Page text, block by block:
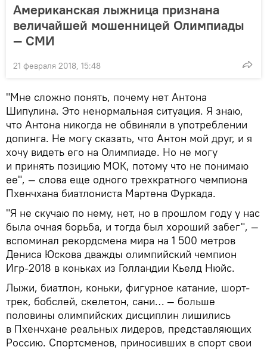
Американская лыжница признана
величайшей мошенницей Олимпиады
— СМИ
21 февраля 2018, 15:48
"Мне сложно понять, почему нет Антона
Шипулина. Это ненормальная ситуация. Я знаю,
что Антона никогда не обвиняли в употреблении
допинга. Не могу сказать, что Антон мой друг, и я
хочу видеть его на Олимпиаде. Но не могу
и принять позицию МОК, потому что не понимаю
ее", — слова еще одного трехкратного чемпиона
Пхенчхана биатлониста Мартена Фуркада.
"Я не скучаю по нему, нет, но в прошлом году у нас
была очная борьба, и тогда был хороший забег", —
вспоминал рекордсмена мира на 1 500 метров
Дениса Юскова дважды олимпийский чемпион
Игр-2018 в коньках из Голландии Кьелд Нюйс.
Лыжи, биатлон, коньки, фигурное катание, шорт-
трек, бобслей, скелетон, сани… — больше
половины олимпийских дисциплин лишились
в Пхенчхане реальных лидеров, представляющих
Россию. Спортсменов, приносивших в спорт свои